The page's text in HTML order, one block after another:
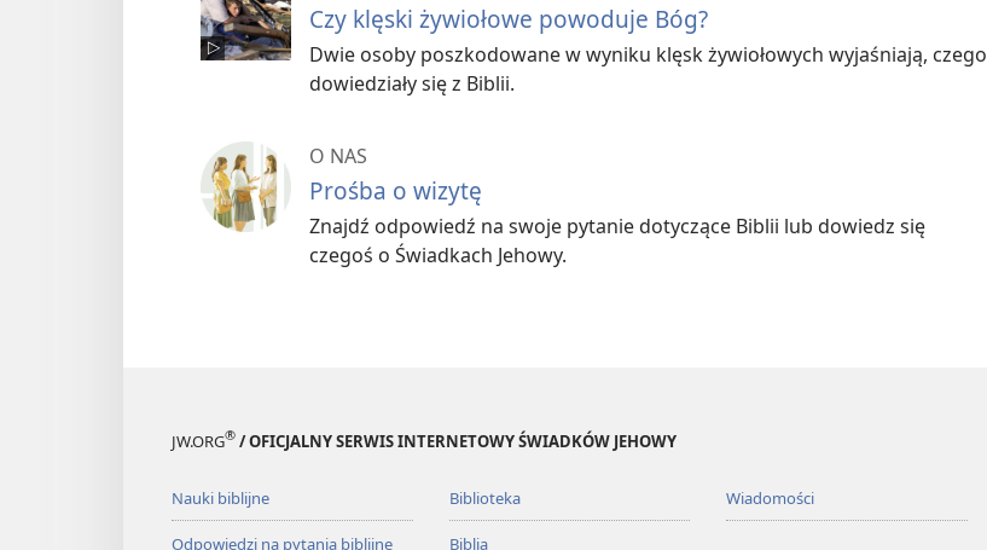
Czy klęski żywiołowe powoduje Bóg?
Dwie osoby poszkodowane w wyniku klęsk żywiołowych wyjaśniają, czego
dowiedziały się z Biblii.
O NAS
Prośba o wizytę
Znajdź odpowiedź na swoje pytanie dotyczące Biblii lub dowiedz się
czegoś o Świadkach Jehowy.
JW.ORG® / OFICJALNY SERWIS INTERNETOWY ŚWIADKÓW JEHOWY
Nauki biblijne
Odpowiedzi na pytania biblijne
Biblioteka
Biblia
Wiadomości